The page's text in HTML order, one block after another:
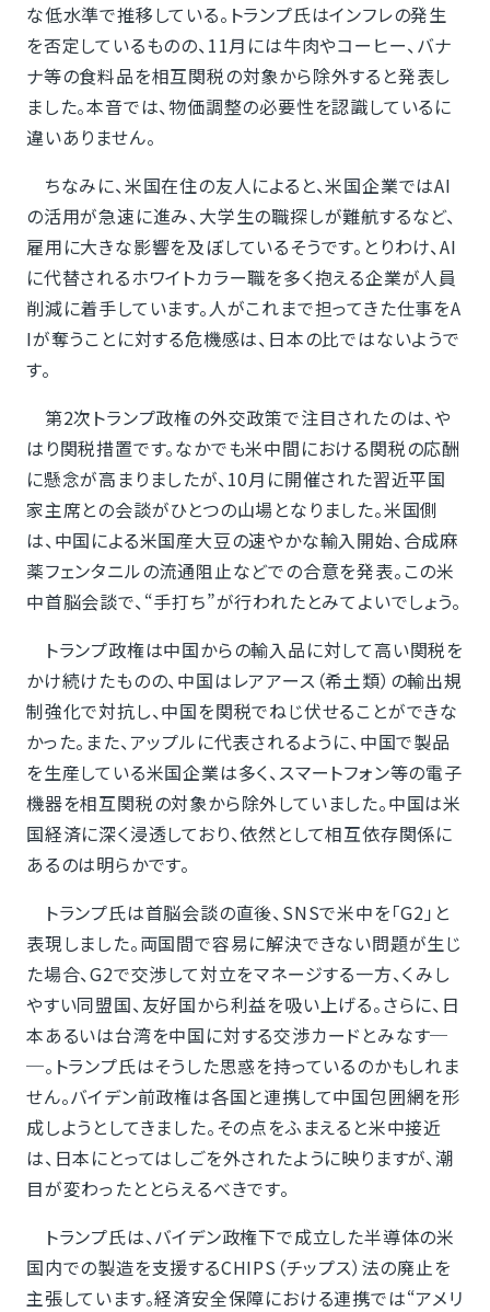
な低水準で推移している。トランプ氏はインフレの発生
を否定しているものの、11月には牛肉やコーヒー、バナ
ナ等の食料品を相互関税の対象から除外すると発表し
ました。本音では、物価調整の必要性を認識しているに
違いありません。
ちなみに、米国在住の友人によると、米国企業ではAI
の活用が急速に進み、大学生の職探しが難航するなど、
雇用に大きな影響を及ぼしているそうです。とりわけ、AI
に代替されるホワイトカラー職を多く抱える企業が人員
削減に着手しています。人がこれまで担ってきた仕事をA
Iが奪うことに対する危機感は、日本の比ではないようで
す。
第2次トランプ政権の外交政策で注目されたのは、や
はり関税措置です。なかでも米中間における関税の応酬
に懸念が高まりましたが、10月に開催された習近平国
家主席との会談がひとつの山場となりました。米国側
は、中国による米国産大豆の速やかな輸入開始、合成麻
薬フェンタニルの流通阻止などでの合意を発表。この米
中首脳会談で、“手打ち”が行われたとみてよいでしょう。
トランプ政権は中国からの輸入品に対して高い関税を
かけ続けたものの、中国はレアアース（希土類）の輸出規
制強化で対抗し、中国を関税でねじ伏せることができな
かった。また、アップルに代表されるように、中国で製品
を生産している米国企業は多く、スマートフォン等の電子
機器を相互関税の対象から除外していました。中国は米
国経済に深く浸透しており、依然として相互依存関係に
あるのは明らかです。
トランプ氏は首脳会談の直後、SNSで米中を「G2」と
表現しました。両国間で容易に解決できない問題が生じ
た場合、G2で交渉して対立をマネージする一方、くみし
やすい同盟国、友好国から利益を吸い上げる。さらに、日
本あるいは台湾を中国に対する交渉カードとみなす─
─。トランプ氏はそうした思惑を持っているのかもしれま
せん。バイデン前政権は各国と連携して中国包囲網を形
成しようとしてきました。その点をふまえると米中接近
は、日本にとってはしごを外されたように映りますが、潮
目が変わったととらえるべきです。
トランプ氏は、バイデン政権下で成立した半導体の米
国内での製造を支援するCHIPS（チップス）法の廃止を
主張しています。経済安全保障における連携では“アメリ